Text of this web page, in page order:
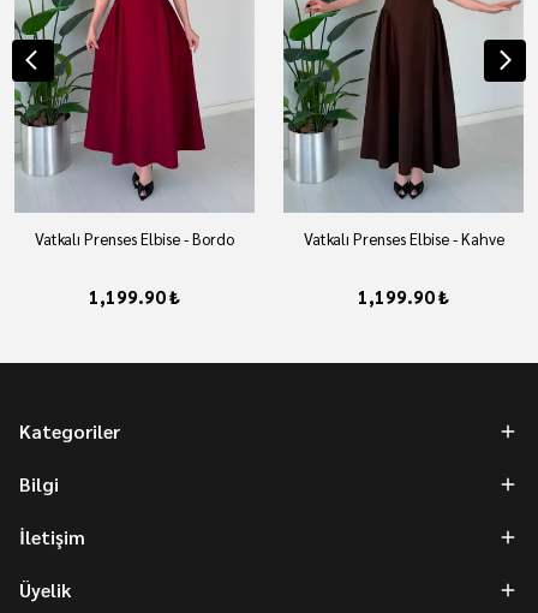
Vatkalı Prenses Elbise - Bordo
1,199.90 ₺
Vatkalı Prenses Elbise - Kahve
1,199.90 ₺
Kategoriler
Bilgi
İletişim
Üyelik